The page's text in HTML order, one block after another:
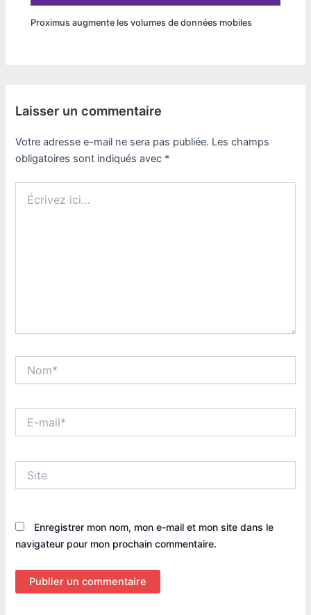
Proximus augmente les volumes de données mobiles
Laisser un commentaire
Votre adresse e-mail ne sera pas publiée. Les champs
obligatoires sont indiqués avec *
ici…
mail*
Enregistrer mon nom, mon e-mail et mon site dans le
navigateur pour mon prochain commentaire.